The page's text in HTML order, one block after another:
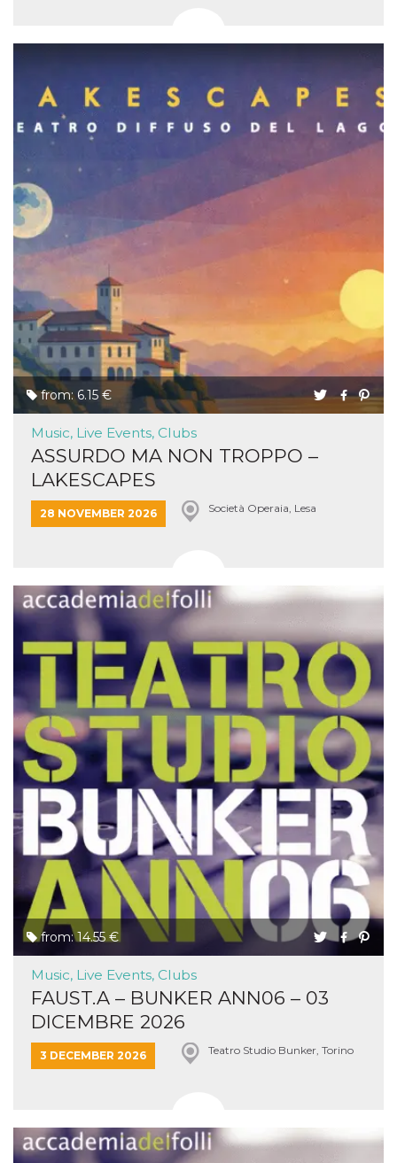
from: 6.15 €
Music, Live Events, Clubs
ASSURDO MA NON TROPPO –
LAKESCAPES
28 NOVEMBER 2026 Società Operaia, Lesa
from: 14.55 €
Music, Live Events, Clubs
FAUST.A – BUNKER ANN06 – 03
DICEMBRE 2026
3 DECEMBER 2026 Teatro Studio Bunker, Torino